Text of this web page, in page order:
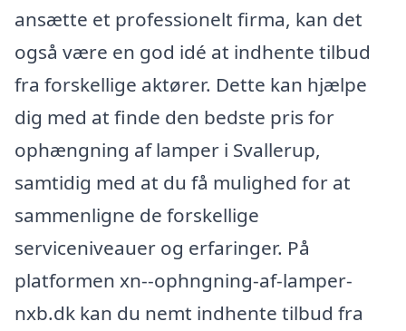
ansætte et professionelt firma, kan det
også være en god idé at indhente tilbud
fra forskellige aktører. Dette kan hjælpe
dig med at finde den bedste pris for
ophængning af lamper i Svallerup,
samtidig med at du få mulighed for at
sammenligne de forskellige
serviceniveauer og erfaringer. På
platformen xn--ophngning-af-lamper-
nxb.dk kan du nemt indhente tilbud fra